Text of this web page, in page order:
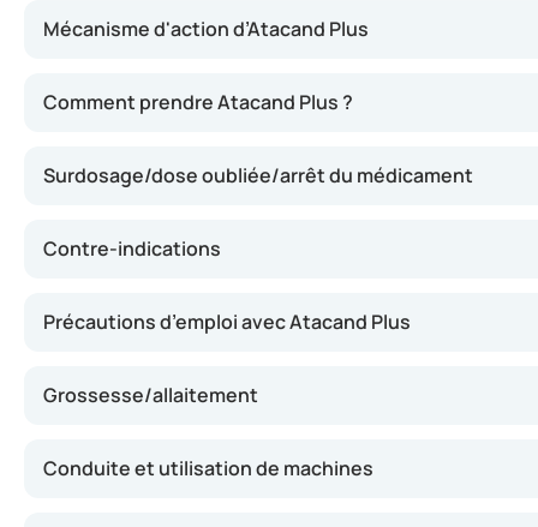
Mécanisme d'action d’Atacand Plus
Comment prendre Atacand Plus ?
Surdosage/dose oubliée/arrêt du médicament
Contre-indications
Précautions d’emploi avec Atacand Plus
Grossesse/allaitement
Conduite et utilisation de machines